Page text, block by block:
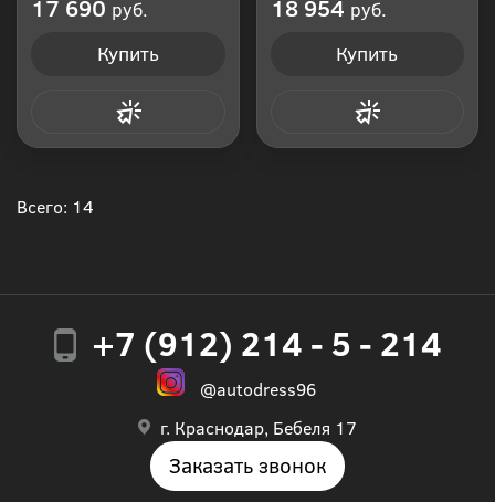
17 690 руб.
Купить
18 954 руб.
Купить
Всего: 14
+7 (912) 214 - 5 - 214
@autodress96
г. Краснодар, Бебеля 17
Заказать звонок